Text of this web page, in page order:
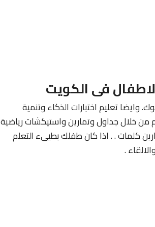
فى الكويت
تعليم اختبارات الذكاء وتنمية
خلال جداول وتمارين واستيكشات رياضية
كلمات . . اذا كان طفلك بطيىء التعلم
.